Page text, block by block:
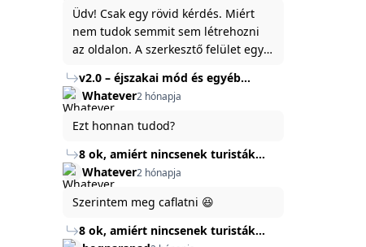
baráti megjegyzés: ha nem fontos
és tud várni néhány napot a
tartalom, amit készíteni
szeretnél, inkább várj néhány napot,
mert ég és föld lesz a különbség a
jelenlegi rendszer és az új között -
legfőképpen egyébként épp
tartalomkészítési szempontból! :)
Üdv! Csak egy rövid kérdés. Miért
nem tudok semmit sem létrehozni
az oldalon. A szerkesztő felület egy
Köszönöm ha válaszoltok.
v2.0 – éjszakai mód és egyéb
fejlesztések
Whatever2 hónapja
Ezt honnan tudod?
8 ok, amiért nincsenek turisták
Törökország Fekete-tenger felőli
partján
Whatever2 hónapja
Szerintem meg caflatni 😆
8 ok, amiért nincsenek turisták